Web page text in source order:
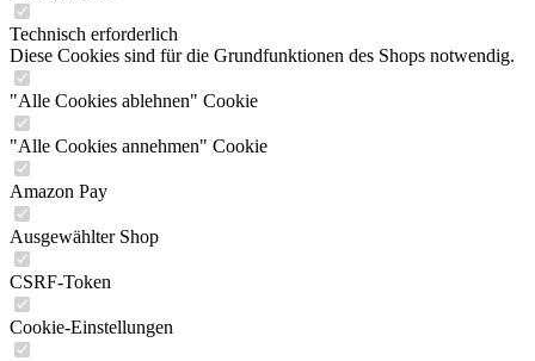
Technisch erforderlich
Diese Cookies sind für die Grundfunktionen des Shops notwendig.
"Alle Cookies ablehnen" Cookie
"Alle Cookies annehmen" Cookie
Amazon Pay
Ausgewählter Shop
CSRF-Token
Cookie-Einstellungen